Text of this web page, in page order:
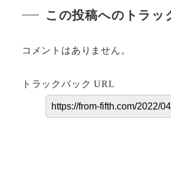
この投稿へのトラッ
コメントはありません。
トラックバック URL